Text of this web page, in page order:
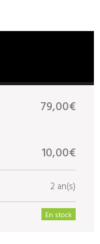
79,00€
10,00€
2 an(s)
En stock